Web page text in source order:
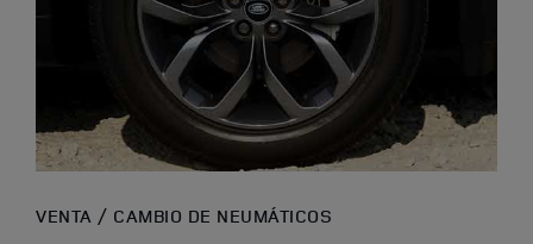
VENTA / CAMBIO DE NEUMÁTICOS